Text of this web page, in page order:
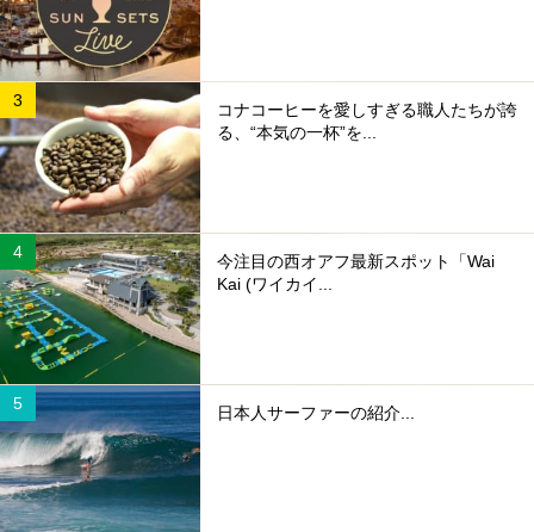
コナコーヒーを愛しすぎる職人たちが誇
る、“本気の一杯”を...
今注目の西オアフ最新スポット「Wai
Kai (ワイカイ...
日本人サーファーの紹介...